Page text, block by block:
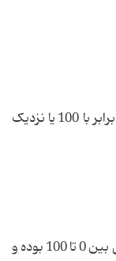
در الکترولیت های قوی، درصد تفکیک یونی برابر با 100 یا نزدیک
در الکترولیت های ضعیف، درصد تفکیک یونی بین 0 تا 100 بوده و